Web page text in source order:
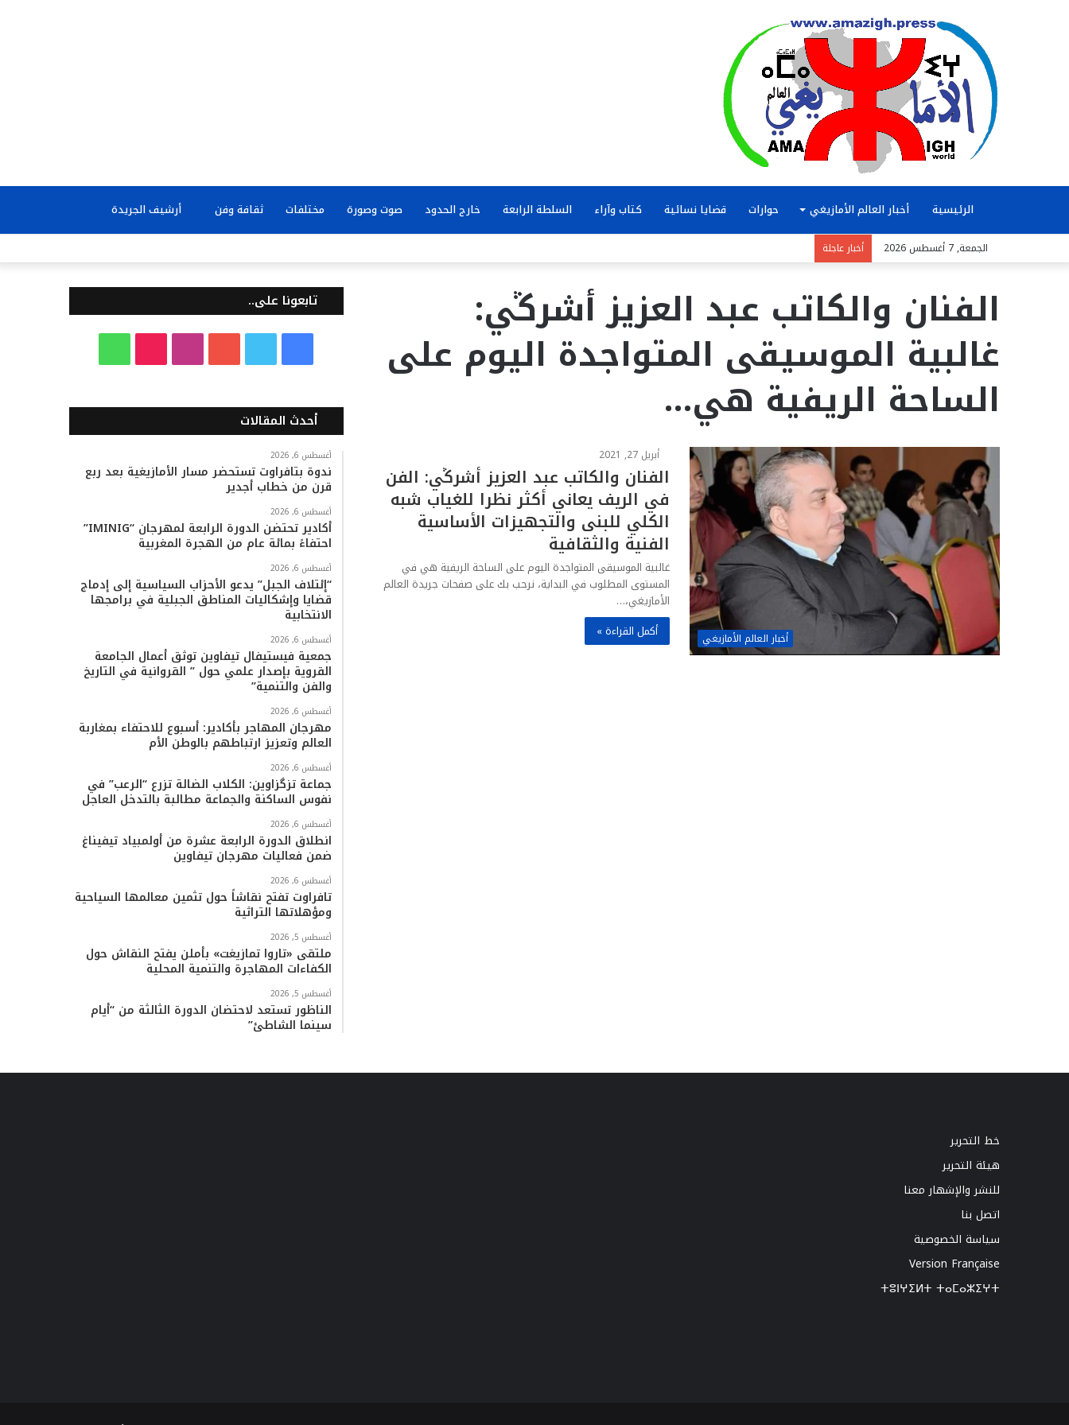
الرئيسية أخبار العالم الأمازيغي حوارات قضايا نسائية كتاب وآراء السلطة الرابعة خارج الحدود صوت وصورة مختلفات ثقافة وفن أرشيف الجريدة
عن
الجمعة, 7 أغسطس 2026 أخبار عاجلة
الفنان والكاتب عبد العزيز أشرڭي:
غالبية الموسيقى المتواجدة اليوم على
الساحة الريفية هي…
أخبار العالم الأمازيغي
أبريل 27, 2021
الفنان والكاتب عبد العزيز أشرڭي: الفن
في الريف يعاني أكثر نظرا للغياب شبه
الكلي للبنى والتجهيزات الأساسية
الفنية والثقافية
غالبية الموسيقى المتواجدة اليوم على الساحة الريفية هي في
المستوى المطلوب في البداية، نرحب بك على صفحات جريدة العالم
الأمازيغي،…
أكمل القراءة »
تابعونا على..
س
ب
و
ك
ي
ر
ت
و
س
ق
ا
k
o
ت
ا
أحدث المقالات
أغسطس 6, 2026
ندوة بتافراوت تستحضر مسار الأمازيغية بعد ربع
قرن من خطاب أجدير
أغسطس 6, 2026
أكادير تحتضن الدورة الرابعة لمهرجان “IMINIG”
احتفاءً بمائة عام من الهجرة المغربية
أغسطس 6, 2026
“إئتلاف الجبل” يدعو الأحزاب السياسية إلى إدماج
قضايا وإشكاليات المناطق الجبلية في برامجها
الانتخابية
أغسطس 6, 2026
جمعية فيستيفال تيفاوين توثق أعمال الجامعة
القروية بإصدار علمي حول ” القروانية في التاريخ
والفن والتنمية”
أغسطس 6, 2026
مهرجان المهاجر بأكادير: أسبوع للاحتفاء بمغاربة
العالم وتعزيز ارتباطهم بالوطن الأم
أغسطس 6, 2026
جماعة تزگزاوين: الكلاب الضالة تزرع “الرعب” في
نفوس الساكنة والجماعة مطالبة بالتدخل العاجل
أغسطس 6, 2026
انطلاق الدورة الرابعة عشرة من أولمبياد تيفيناغ
ضمن فعاليات مهرجان تيفاوين
أغسطس 6, 2026
تافراوت تفتح نقاشاً حول تثمين معالمها السياحية
ومؤهلاتها التراثية
أغسطس 5, 2026
ملتقى «تاروا تمازيغت» بأملن يفتح النقاش حول
الكفاءات المهاجرة والتنمية المحلية
أغسطس 5, 2026
الناظور تستعد لاحتضان الدورة الثالثة من “أيام
سينما الشاطئ”
خط التحرير
هيئة التحرير
للنشر والإشهار معنا
اتصل بنا
سياسة الخصوصية
Version Française
ⵜⵓⵏⵖⵉⵍⵜ ⵜⴰⵎⴰⵣⵉⵖⵜ